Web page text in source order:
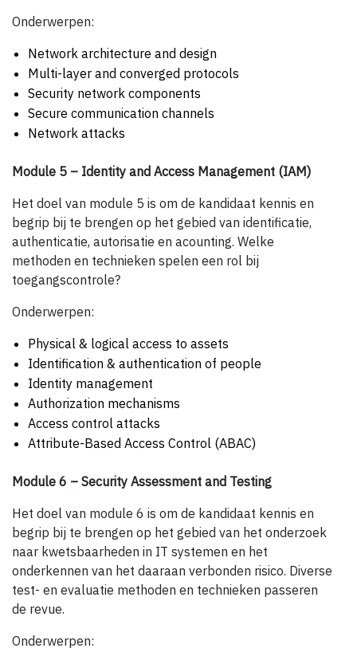
Onderwerpen:
Network architecture and design
Multi-layer and converged protocols
Security network components
Secure communication channels
Network attacks
Module 5 – Identity and Access Management (IAM)
Het doel van module 5 is om de kandidaat kennis en
begrip bij te brengen op het gebied van identificatie,
authenticatie, autorisatie en acounting. Welke
methoden en technieken spelen een rol bij
toegangscontrole?
Onderwerpen:
Physical & logical access to assets
Identification & authentication of people
Identity management
Authorization mechanisms
Access control attacks
Attribute-Based Access Control (ABAC)
Module 6 – Security Assessment and Testing
Het doel van module 6 is om de kandidaat kennis en
begrip bij te brengen op het gebied van het onderzoek
naar kwetsbaarheden in IT systemen en het
onderkennen van het daaraan verbonden risico. Diverse
test- en evaluatie methoden en technieken passeren
de revue.
Onderwerpen: